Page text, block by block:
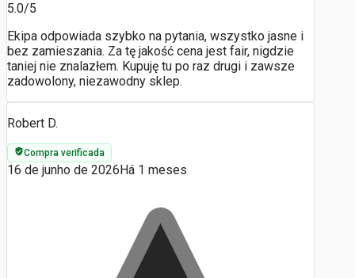
5.0/5
Ekipa odpowiada szybko na pytania, wszystko jasne i
bez zamieszania. Za tę jakość cena jest fair, nigdzie
taniej nie znalazłem. Kupuję tu po raz drugi i zawsze
zadowolony, niezawodny sklep.
Robert D.
Compra verificada
16 de junho de 2026 Há 1 meses